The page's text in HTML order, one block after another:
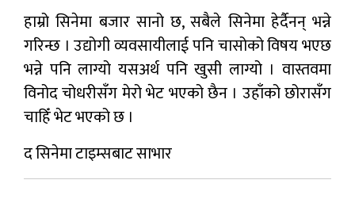
हाम्रो सिनेमा बजार सानो छ, सबैले सिनेमा हेर्दैनन् भन्ने
गरिन्छ । उद्योगी व्यवसायीलाई पनि चासोको विषय भएछ
भन्ने पनि लाग्यो यसअर्थ पनि खुसी लाग्यो । वास्तवमा
विनोद चोधरीसँग मेरो भेट भएको छैन । उहाँको छोरासँग
चाहिँ भेट भएको छ ।
द सिनेमा टाइम्सबाट साभार